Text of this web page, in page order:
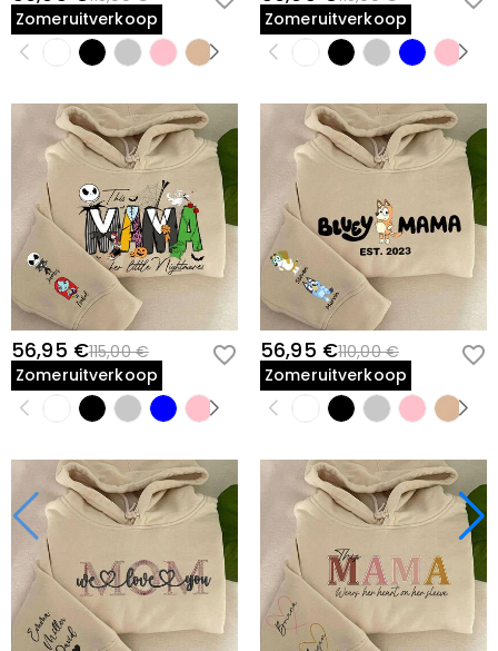
Zomeruitverkoop
Zomeruitverkoop
56,95 €115,00 €
Zomeruitverkoop
56,95 €110,00 €
Zomeruitverkoop